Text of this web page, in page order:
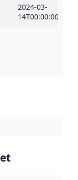
2024-03-
14T00:00:00Z
eller